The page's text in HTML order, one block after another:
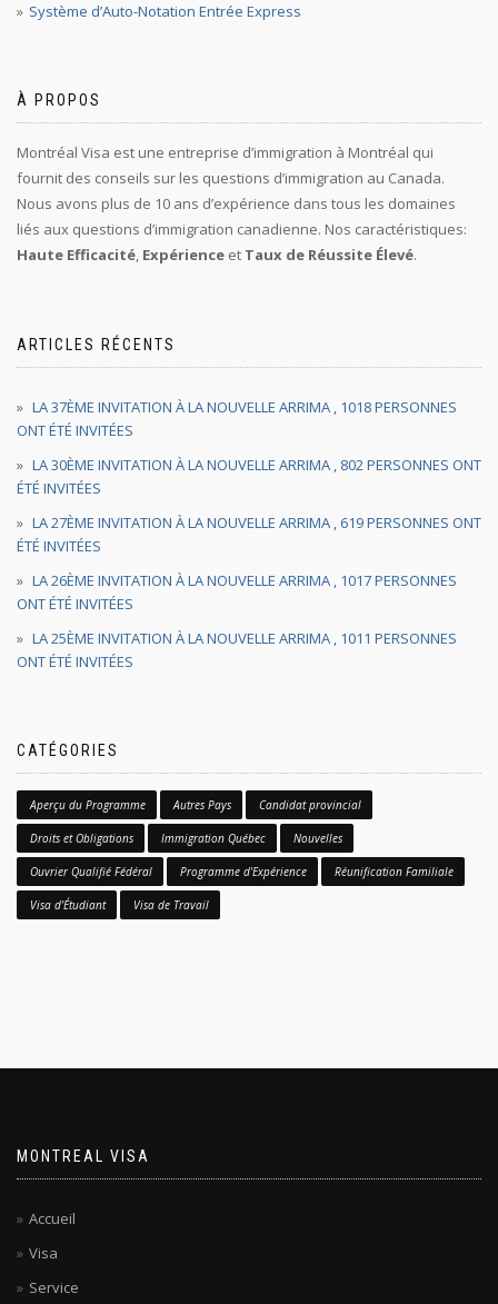
Système d’Auto-Notation Entrée Express
À PROPOS
Montréal Visa est une entreprise d’immigration à Montréal qui
fournit des conseils sur les questions d’immigration au Canada.
Nous avons plus de 10 ans d’expérience dans tous les domaines
liés aux questions d’immigration canadienne. Nos caractéristiques:
Haute Efficacité, Expérience et Taux de Réussite Élevé.
ARTICLES RÉCENTS
LA 37ÈME INVITATION À LA NOUVELLE ARRIMA , 1018 PERSONNES
ONT ÉTÉ INVITÉES
LA 30ÈME INVITATION À LA NOUVELLE ARRIMA , 802 PERSONNES ONT
ÉTÉ INVITÉES
LA 27ÈME INVITATION À LA NOUVELLE ARRIMA , 619 PERSONNES ONT
ÉTÉ INVITÉES
LA 26ÈME INVITATION À LA NOUVELLE ARRIMA , 1017 PERSONNES
ONT ÉTÉ INVITÉES
LA 25ÈME INVITATION À LA NOUVELLE ARRIMA , 1011 PERSONNES
ONT ÉTÉ INVITÉES
CATÉGORIES
Aperçu du Programme Autres Pays Candidat provincial
Droits et Obligations Immigration Québec Nouvelles
Ouvrier Qualifié Fédéral Programme d'Expérience Réunification Familiale
Visa d'Étudiant Visa de Travail
MONTREAL VISA
Accueil
Visa
Service